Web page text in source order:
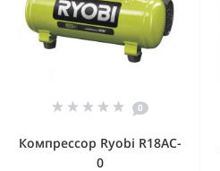
0
Компрессор Ryobi R18AC-
0